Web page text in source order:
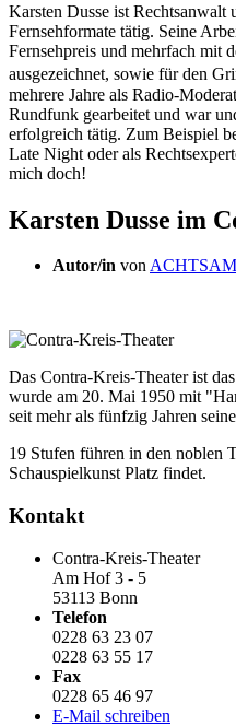
Karsten Dusse ist Rechtsanwalt
Fernsehformate tätig. Seine
Fernsehpreis und mehrfach mit
ausgezeichnet, sowie für den
mehrere Jahre als Radio-
Rundfunk gearbeitet und war
erfolgreich tätig. Zum Beispiel
Late Night oder als
mich doch!
Karsten Dusse im
Autor/in von
Das Contra-Kreis-Theater ist
wurde am 20. Mai 1950 mit
seit mehr als fünfzig Jahren
19 Stufen führen in den noblen
Schauspielkunst Platz findet.
Kontakt
Contra-Kreis-Theater
Am Hof 3 - 5
53113 Bonn
Telefon
0228 63 23 07
0228 63 55 17
Fax
0228 65 46 97
E-Mail schreiben